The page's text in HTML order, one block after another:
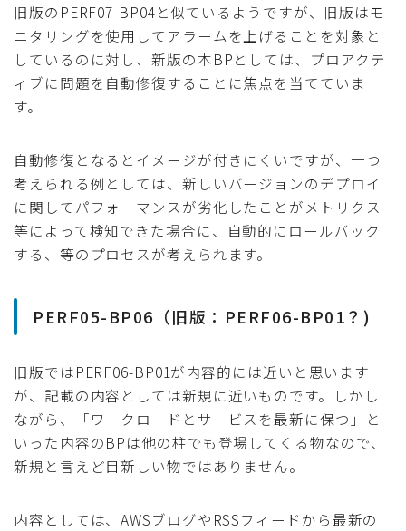
旧版のPERF07-BP04と似ているようですが、旧版はモ
ニタリングを使用してアラームを上げることを対象と
しているのに対し、新版の本BPとしては、プロアクテ
ィブに問題を自動修復することに焦点を当てていま
す。
自動修復となるとイメージが付きにくいですが、一つ
考えられる例としては、新しいバージョンのデプロイ
に関してパフォーマンスが劣化したことがメトリクス
等によって検知できた場合に、自動的にロールバック
する、等のプロセスが考えられます。
PERF05-BP06（旧版：PERF06-BP01？)
旧版ではPERF06-BP01が内容的には近いと思います
が、記載の内容としては新規に近いものです。しかし
ながら、「ワークロードとサービスを最新に保つ」と
いった内容のBPは他の柱でも登場してくる物なので、
新規と言えど目新しい物ではありません。
内容としては、AWSブログやRSSフィードから最新の